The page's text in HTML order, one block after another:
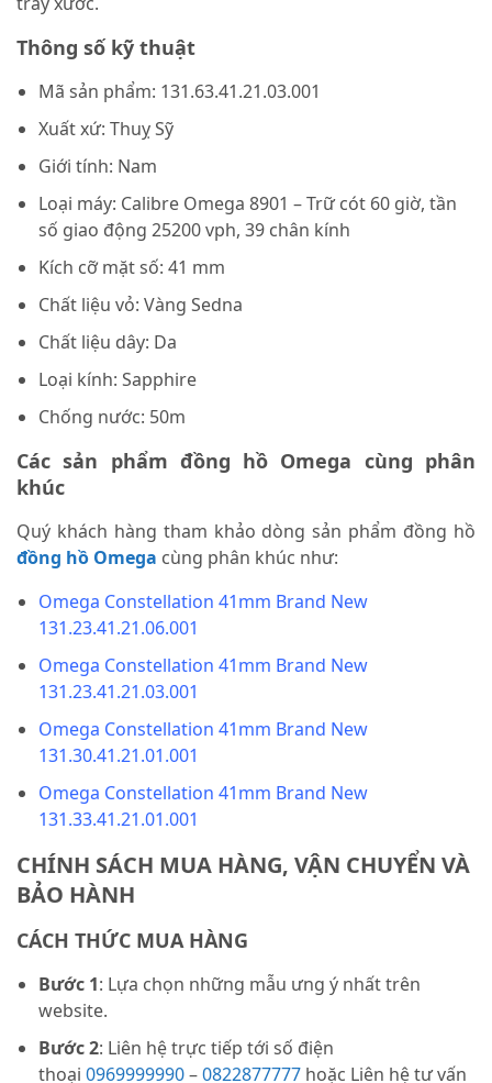
Thông số kỹ thuật
Mã sản phẩm: 131.63.41.21.03.001
Xuất xứ: Thuỵ Sỹ
Giới tính: Nam
Loại máy: Calibre Omega 8901 – Trữ cót 60 giờ, tần
số giao động 25200 vph, 39 chân kính
Kích cỡ mặt số: 41 mm
Chất liệu vỏ: Vàng Sedna
Chất liệu dây: Da
Loại kính: Sapphire
Chống nước: 50m
Các sản phẩm đồng hồ Omega cùng phân
khúc
Quý khách hàng tham khảo dòng sản phẩm đồng hồ
đồng hồ Omega cùng phân khúc như:
Omega Constellation 41mm Brand New
131.23.41.21.06.001
Omega Constellation 41mm Brand New
131.23.41.21.03.001
Omega Constellation 41mm Brand New
131.30.41.21.01.001
Omega Constellation 41mm Brand New
131.33.41.21.01.001
CHÍNH SÁCH MUA HÀNG, VẬN CHUYỂN VÀ
BẢO HÀNH
CÁCH THỨC MUA HÀNG
Bước 1: Lựa chọn những mẫu ưng ý nhất trên
website.
Bước 2: Liên hệ trực tiếp tới số điện
thoại 0969999990–0822877777 hoặc Liên hệ tư vấn